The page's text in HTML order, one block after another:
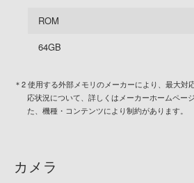
ROM
64GB
＊2 使用する外部メモリのメーカーにより、最大対
応状況について、詳しくはメーカーホームペー
た、機種・コンテンツにより制約があります。
カメラ